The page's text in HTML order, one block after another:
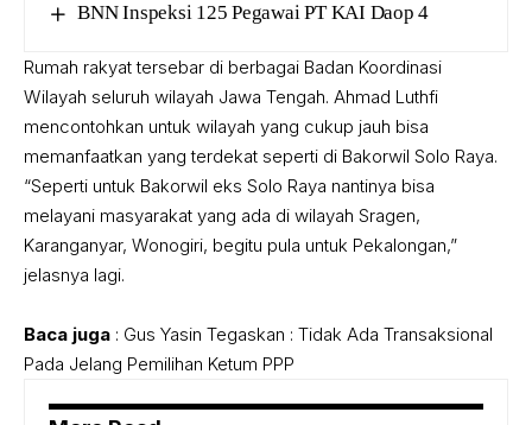
BNN Inspeksi 125 Pegawai PT KAI Daop 4
Rumah rakyat tersebar di berbagai Badan Koordinasi
Wilayah seluruh wilayah Jawa Tengah. Ahmad Luthfi
mencontohkan untuk wilayah yang cukup jauh bisa
memanfaatkan yang terdekat seperti di Bakorwil Solo Raya.
“Seperti untuk Bakorwil eks Solo Raya nantinya bisa
melayani masyarakat yang ada di wilayah Sragen,
Karanganyar, Wonogiri, begitu pula untuk Pekalongan,”
jelasnya lagi.
Baca juga : Gus Yasin Tegaskan : Tidak Ada Transaksional
Pada Jelang Pemilihan Ketum PPP